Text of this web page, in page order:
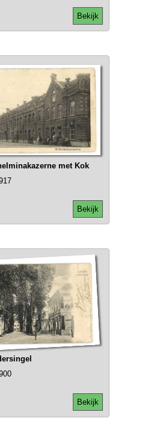
Bekijk
met Kok
Bekijk
Bekijk